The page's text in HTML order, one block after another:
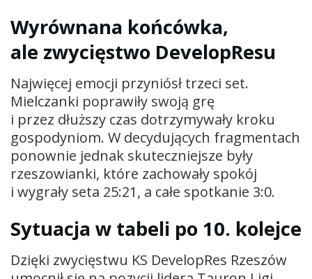
Wyrównana końcówka,
ale zwycięstwo DevelopResu
Najwięcej emocji przyniósł trzeci set.
Mielczanki poprawiły swoją grę
i przez dłuższy czas dotrzymywały kroku
gospodyniom. W decydujących fragmentach
ponownie jednak skuteczniejsze były
rzeszowianki, które zachowały spokój
i wygrały seta 25:21, a całe spotkanie 3:0.
Sytuacja w tabeli po 10. kolejce
Dzięki zwycięstwu KS DevelopRes Rzeszów